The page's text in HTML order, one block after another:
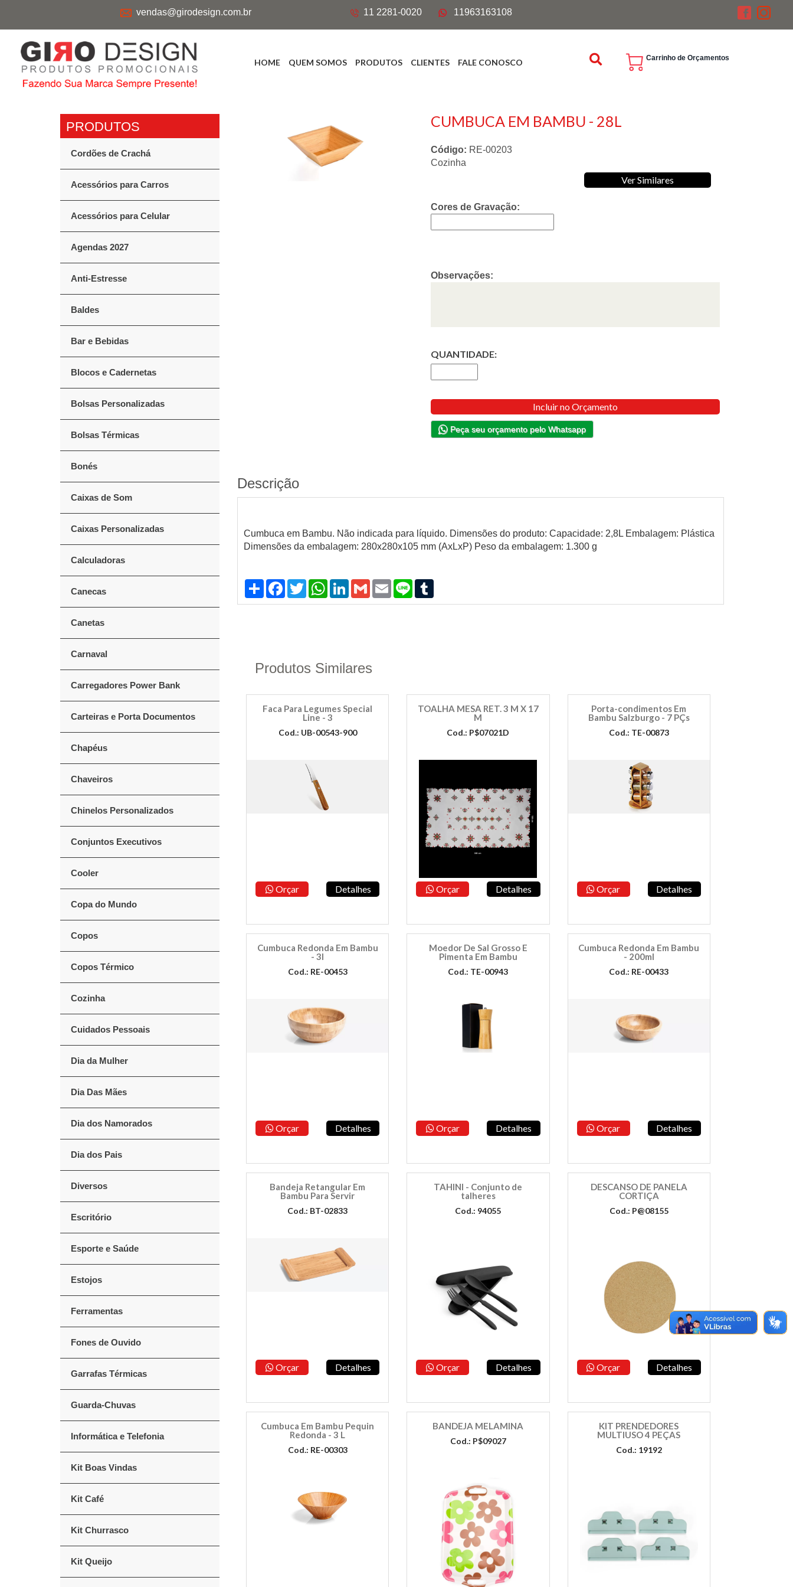
vendas@girodesign.com.br 11 2281-0020 11963163108
HOME QUEM SOMOS PRODUTOS CLIENTES FALE CONOSCO Carrinho de Orçamentos
Cordões de Crachá
Acessórios para Carros
Acessórios para Celular
Agendas 2027
Anti-Estresse
Baldes
Bar e Bebidas
Blocos e Cadernetas
Bolsas Personalizadas
Bolsas Térmicas
Bonés
Caixas de Som
Caixas Personalizadas
Calculadoras
Canecas
Canetas
Carnaval
Carregadores Power Bank
Carteiras e Porta Documentos
Chapéus
Chaveiros
Chinelos Personalizados
Conjuntos Executivos
Cooler
Copa do Mundo
Copos
Copos Térmico
Cozinha
Cuidados Pessoais
Dia da Mulher
Dia Das Mães
Dia dos Namorados
Dia dos Pais
Diversos
Escritório
Esporte e Saúde
Estojos
Ferramentas
Fones de Ouvido
Garrafas Térmicas
Guarda-Chuvas
Informática e Telefonia
Kit Boas Vindas
Kit Café
Kit Churrasco
Kit Queijo
CUMBUCA EM BAMBU - 28L
Código: RE-00203
Cozinha
Ver Similares
Cores de Gravação:
Observações:
QUANTIDADE:
Incluir no Orçamento
Peça seu orçamento pelo Whatsapp
Descrição
Cumbuca em Bambu. Não indicada para líquido. Dimensões do produto: Capacidade: 2,8L Embalagem: Plástica
Dimensões da embalagem: 280x280x105 mm (AxLxP) Peso da embalagem: 1.300 g
Compartilhar
Facebook
TwitterWhatsApp
LinkedIn
GmailEmailLine
Produtos Similares
Faca Para Legumes Special
Line - 3
Cod.: UB-00543-900
Orçar Detalhes
TOALHA MESA RET. 3 M X 17
M
Cod.: P$07021D
Orçar Detalhes
Porta-condimentos Em
Bambu Salzburgo - 7 PÇs
Cod.: TE-00873
Orçar Detalhes
Cumbuca Redonda Em Bambu
- 3l
Cod.: RE-00453
Orçar Detalhes
Moedor De Sal Grosso E
Pimenta Em Bambu
Cod.: TE-00943
Orçar Detalhes
Cumbuca Redonda Em Bambu
- 200ml
Cod.: RE-00433
Orçar Detalhes
Bandeja Retangular Em
Bambu Para Servir
Cod.: BT-02833
Orçar Detalhes
TAHINI - Conjunto de
talheres
Cod.: 94055
Orçar Detalhes
DESCANSO DE PANELA
CORTIÇA
Cod.: P@08155
Orçar Detalhes
Cumbuca Em Bambu Pequin
Redonda - 3 L
Cod.: RE-00303
BANDEJA MELAMINA
Cod.: P$09027
KIT PRENDEDORES
MULTIUSO 4 PEÇAS
Cod.: 19192